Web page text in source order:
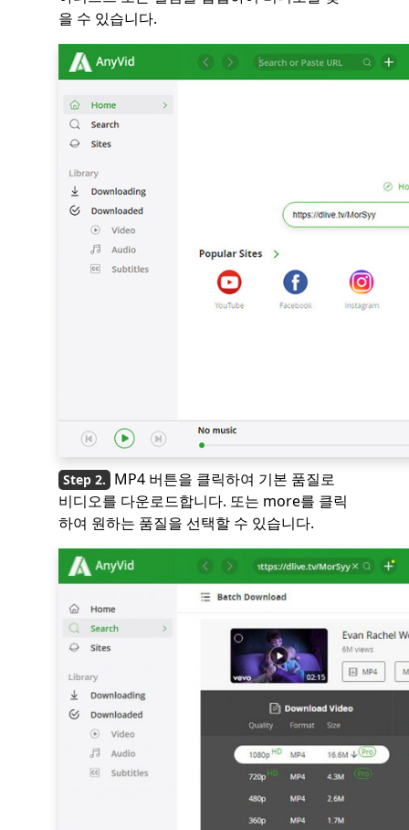
을 수 있습니다.
MP4 버튼을 클릭하여 기본 품질로
비디오를 다운로드합니다. 또는 more를 클릭
하여 원하는 품질을 선택할 수 있습니다.